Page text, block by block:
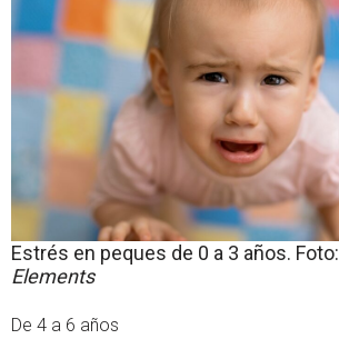
Estrés en peques de 0 a 3 años. Foto:
Elements
De 4 a 6 años